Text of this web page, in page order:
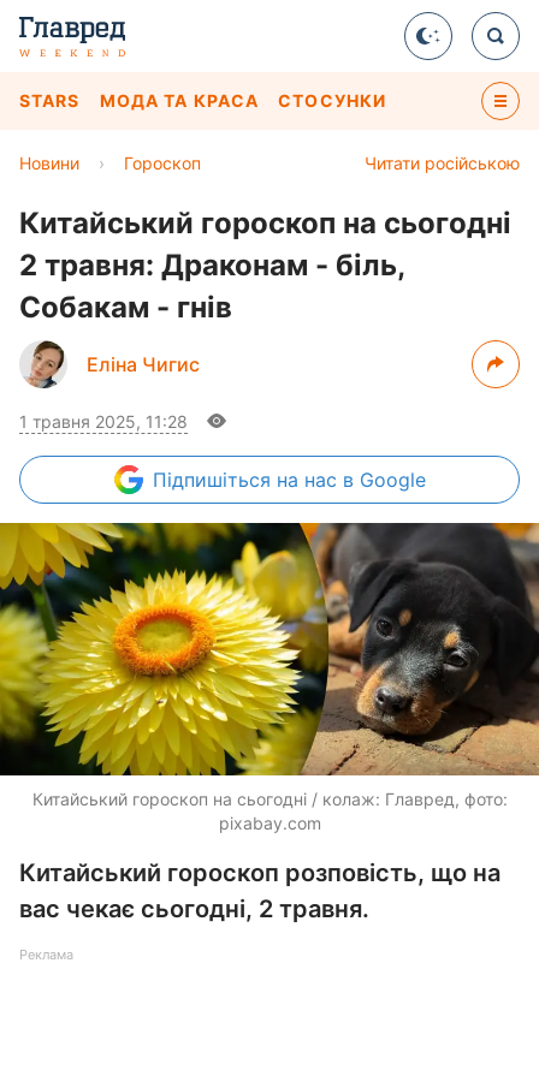
STARS МОДА ТА КРАСА СТОСУНКИ
Читати російською
Новини › Гороскоп
Китайський гороскоп на сьогодні
2 травня: Драконам - біль,
Собакам - гнів
Еліна Чигис
1 травня 2025, 11:28
Підпишіться на нас в Google
Китайський гороскоп на сьогодні / колаж: Главред, фото:
pixabay.com
Китайський гороскоп розповість, що на
вас чекає сьогодні, 2 травня.
Реклама